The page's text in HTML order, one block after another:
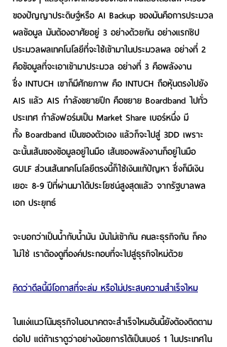
ของปัญญาประดิษฐ์หรือ AI Backup ของมันคือการประมวล
ผลข้อมูล มันต้องอาศัยอยู่ 3 อย่างด้วยกัน อย่างแรกชิป
ประมวลผลเทคโนโลยีที่จะใช้เข้ามาในประมวลผล อย่างที่ 2
คือข้อมูลที่จะเอาเข้ามาประมวล อย่างที่ 3 คือพลังงาน
ซึ่ง INTUCH เขาก็มีศักยภาพ คือ INTUCH ถือหุ้นตรงไปยัง
AIS แล้ว AIS กําลังขยายปีก คือขยาย Boardband ไปทั่ว
ประเทศ กำลังฟอร์มเป็น Market Share เบอร์หนึ่ง มี
ทั้ง Boardband เป็นของตัวเอง แล้วก็จะไปสู่ 3DD เพราะ
ฉะนั้นเส้นของข้อมูลอยู่ในมือ เส้นของพลังงานก็อยู่ในมือ
GULF ส่วนเส้นเทคโนโลยีตรงนี้ก็ใช้เงินแก้ปัญหา ซึ่งก็มีเงิน
เยอะ 8-9 ปีที่ผ่านมาได้ประโยชน์สูงสุดแล้ว จากรัฐบาลพล
เอก ประยุทธ์
จะบอกว่าเป็นน้ำกับน้ำมัน มันไม่เข้ากัน คนละธุรกิจกัน ก็คง
ไม่ใช่ เราต้องดูที่องค์ประกอบที่จะไปสู่ธุรกิจใหม่ด้วย
คิดว่าดีลนี้มีโอกาสที่จะล่ม หรือไม่ประสบความสำเร็จไหม
ในแง่แนวโน้มธุรกิจในอนาคตจะสำเร็จไหมอันนี้ยังต้องติดตาม
ต่อไป แต่ถ้าเราดูว่าอย่างน้อยการได้เป็นเบอร์ 1 ในประเทศใน